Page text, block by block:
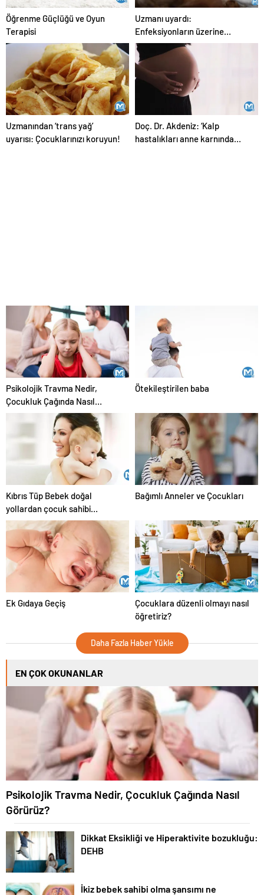
Öğrenme Güçlüğü ve Oyun
Terapisi
Uzmanı uyardı:
Enfeksiyonların üzerine
eklenmiş bakteriler
görüyoruz!
Uzmanından ‘trans yağ’
uyarısı: Çocuklarınızı koruyun!
Doç. Dr. Akdeniz: ‘Kalp
hastalıkları anne karnında
Psikolojik Travma Nedir,
Çocukluk Çağında Nasıl
Görürüz?
Ötekileştirilen baba
Kıbrıs Tüp Bebek doğal
yollardan çocuk sahibi
olamayanlara umut oluyor
Bağımlı Anneler ve Çocukları
Ek Gıdaya Geçiş
Çocuklara düzenli olmayı nasıl
öğretiriz?
Daha Fazla Haber Yükle
EN ÇOK OKUNANLAR
Psikolojik Travma Nedir, Çocukluk Çağında Nasıl
Görürüz?
Dikkat Eksikliği ve Hiperaktivite bozukluğu:
DEHB
İkiz bebek sahibi olma şansımı ne